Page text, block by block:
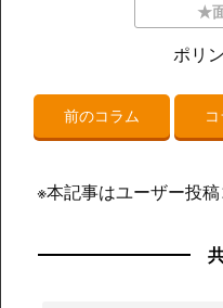
★
ポリ
前のコラム
※本記事はユーザー投稿